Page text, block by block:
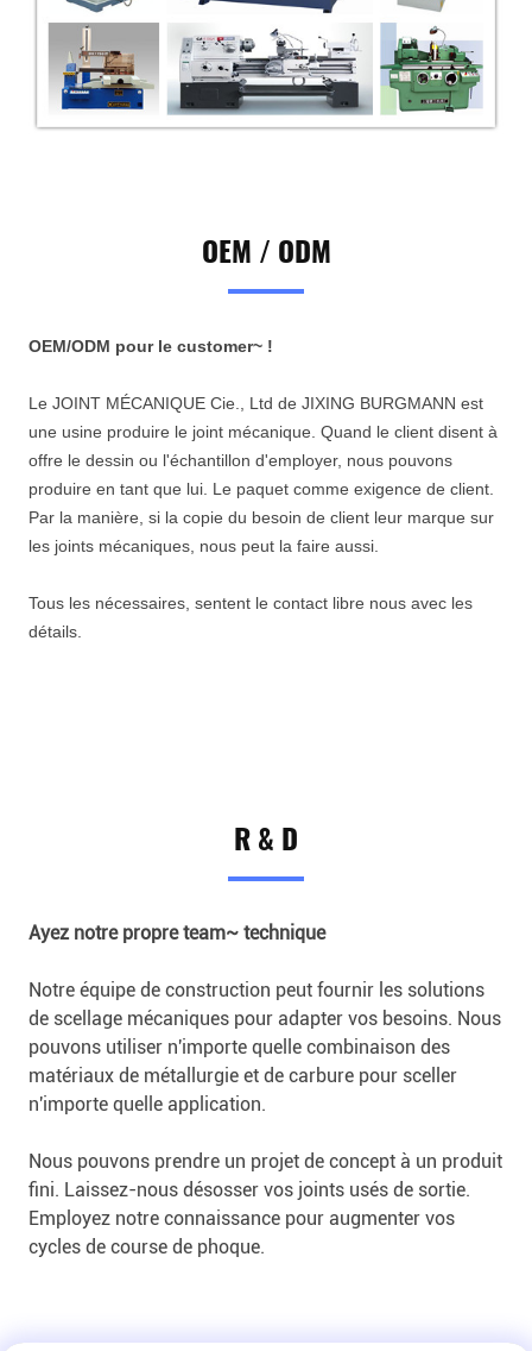
OEM / ODM
OEM/ODM pour le customer~ !
Le JOINT MÉCANIQUE Cie., Ltd de JIXING BURGMANN est
une usine produire le joint mécanique. Quand le client disent à
offre le dessin ou l'échantillon d'employer, nous pouvons
produire en tant que lui. Le paquet comme exigence de client.
Par la manière, si la copie du besoin de client leur marque sur
les joints mécaniques, nous peut la faire aussi.
Tous les nécessaires, sentent le contact libre nous avec les
détails.
R & D
Ayez notre propre team~ technique
Notre équipe de construction peut fournir les solutions
de scellage mécaniques pour adapter vos besoins. Nous
pouvons utiliser n'importe quelle combinaison des
matériaux de métallurgie et de carbure pour sceller
n'importe quelle application.
Nous pouvons prendre un projet de concept à un produit
fini. Laissez-nous désosser vos joints usés de sortie.
Employez notre connaissance pour augmenter vos
cycles de course de phoque.